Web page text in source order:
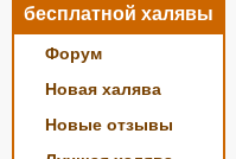
бесплатной халявы
Форум
Новая халява
Новые отзывы